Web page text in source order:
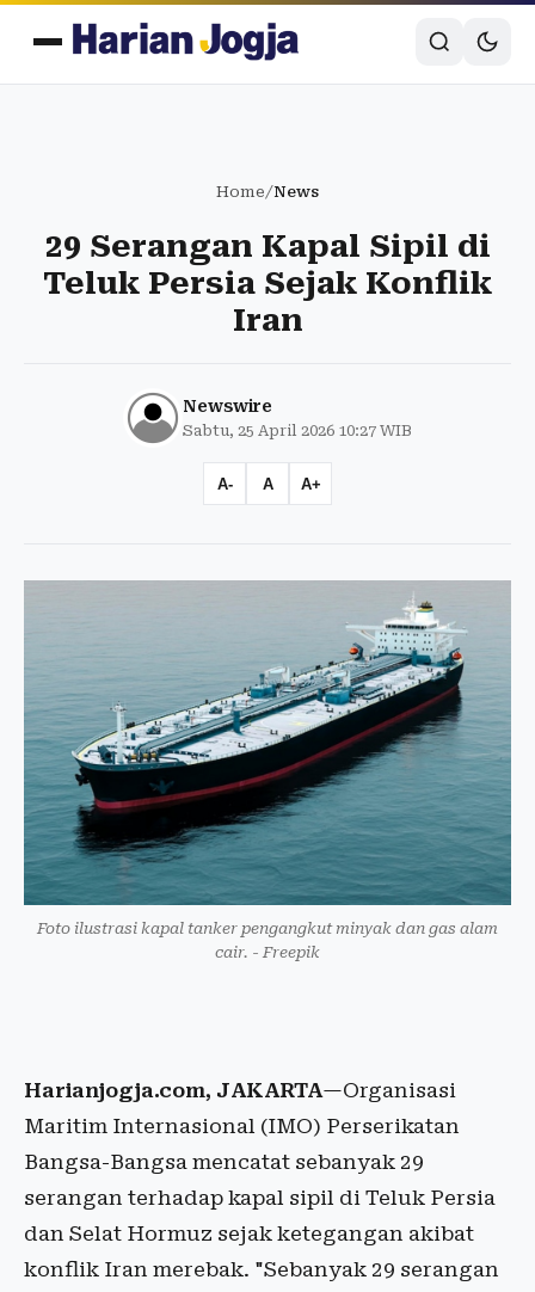
Home/News
29 Serangan Kapal Sipil di
Teluk Persia Sejak Konflik
Iran
Newswire
Sabtu, 25 April 2026 10:27 WIB
A- A A+
Foto ilustrasi kapal tanker pengangkut minyak dan gas alam
cair. - Freepik
Harianjogja.com, JAKARTA—Organisasi
Maritim Internasional (IMO) Perserikatan
Bangsa-Bangsa mencatat sebanyak 29
serangan terhadap kapal sipil di Teluk Persia
dan Selat Hormuz sejak ketegangan akibat
konflik Iran merebak. "Sebanyak 29 serangan